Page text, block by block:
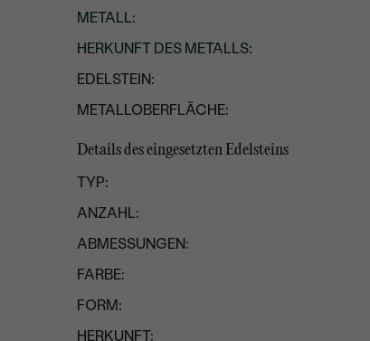
METALL:
HERKUNFT DES METALLS:
EDELSTEIN:
METALLOBERFLÄCHE:
Details des eingesetzten Edelsteins
TYP:
ANZAHL:
ABMESSUNGEN:
FARBE:
FORM:
HERKUNFT: